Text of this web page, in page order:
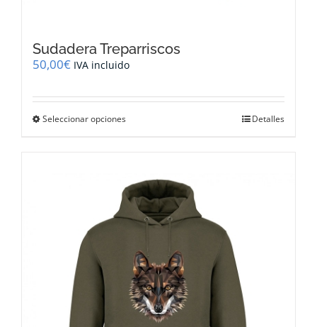
Sudadera Treparriscos
50,00€ IVA incluido
Seleccionar opciones
variantes.
Las
opciones
se
elegir
en
la
página
de
producto
Detalles